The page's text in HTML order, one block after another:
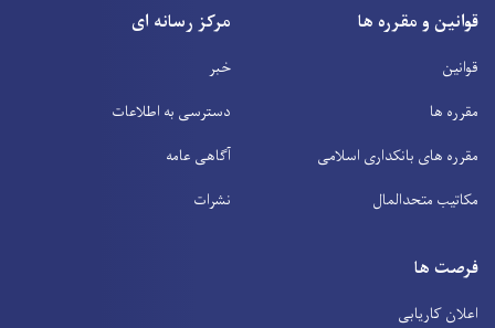
قوانین و مقرره ها
قوانین
مقرره ها
مقرره های بانکداری اسلامی
مکاتیب متحدالمال
مرکز رسانه ای
خبر
دسترسی به اطلاعات
آگاهی عامه
نشرات
فرصت ها
اعلان کاریابی